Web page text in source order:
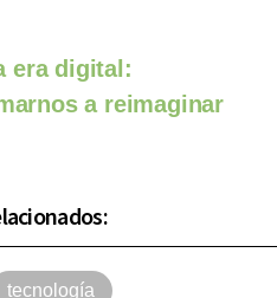
era digital:
a reimaginar
tecnología